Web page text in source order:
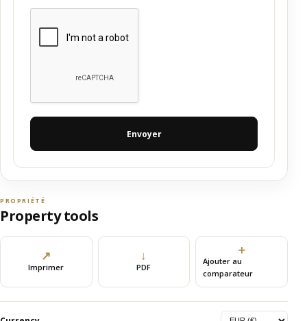
Envoyer
PROPRIÉTÉ
Property tools
↗
Imprimer
↓
PDF
＋
Ajouter au
comparateur